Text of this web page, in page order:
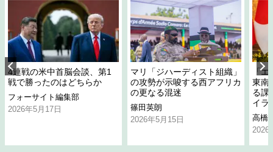
4連戦の米中首脳会談、第1
戦で勝ったのはどちらか
フォーサイト編集部
2026年5月17日
マリ「ジハーディスト組織」
の攻勢が示唆する西アフリカ
の更なる混迷
篠田英朗
2026年5月15日
「
東南
る課
イラ
高橋
2026